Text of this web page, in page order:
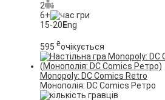
2
6+
15-20 Eng
595 ₴очікується
Monopoly: DC Comics Retro
Монополія: DC Comics Ретро